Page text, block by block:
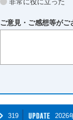
ご意見・ご感想等がご
319 2026